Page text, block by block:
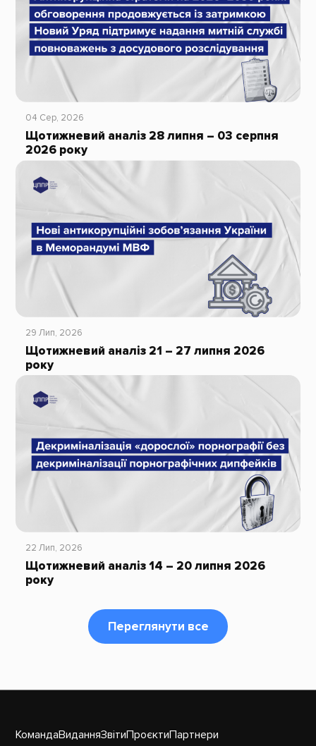
04 Сер, 2026
Щотижневий аналіз 28 липня – 03 серпня
2026 року
29 Лип, 2026
Щотижневий аналіз 21 – 27 липня 2026
року
22 Лип, 2026
Щотижневий аналіз 14 – 20 липня 2026
року
Переглянути все
КомандаВиданняЗвітиПроєктиПартнери